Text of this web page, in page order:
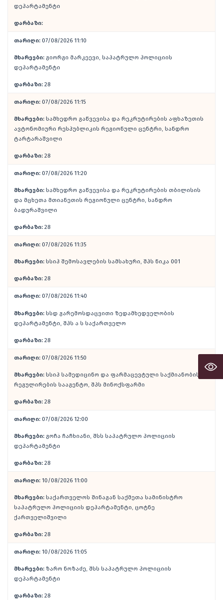
დეპარტამენტი
დარბაზი:
თარიღი: 07/08/2026 11:10
მხარეები: გიორგი მარკეევი, საპატრულო პოლიციის
დეპარტამენტი
დარბაზი: 28
თარიღი: 07/08/2026 11:15
მხარეები: სამხედრო გაწვევისა და რეკრუტირების აფხაზეთის
ავტონომიური რესპუბლიკის რეგიონული ცენტრი, სანდრო
ტარტარაშვილი
დარბაზი: 28
თარიღი: 07/08/2026 11:20
მხარეები: სამხედრო გაწვევისა და რეკრუტირების თბილისის
და მცხეთა მთიანეთის რეგიონული ცენტრი, სანდრო
ბადურაშვილი
დარბაზი: 28
თარიღი: 07/08/2026 11:35
მხარეები: სსიპ შემოსავლების სამსახური, შპს ნიკა 001
დარბაზი: 28
თარიღი: 07/08/2026 11:40
მხარეები: სსდ გარემოსდაცვითი ზედამხედველობის
დეპარტამენტი, შპს ა ს საქართველო
დარბაზი: 28
თარიღი: 07/08/2026 11:50
მხარეები: სსიპ სამედიცინო და ფარმაცევტული საქმიანობის
რეგულირების სააგენტო, შპს მინოქსფარმი
დარბაზი: 28
თარიღი: 07/08/2026 12:00
მხარეები: გოჩა ჩაჩხიანი, შსს საპატრულო პოლიციის
დეპარტამენტი
დარბაზი: 28
თარიღი: 10/08/2026 11:00
მხარეები: საქართველოს შინაგან საქმეთა სამინისტრო
საპატრულო პოლიციის დეპარტამენტი, ცოტნე
ქართველიშვილი
დარბაზი: 28
თარიღი: 10/08/2026 11:05
მხარეები: ზარო ნოზაძე, შსს საპატრულო პოლიციის
დეპარტამენტი
დარბაზი: 28